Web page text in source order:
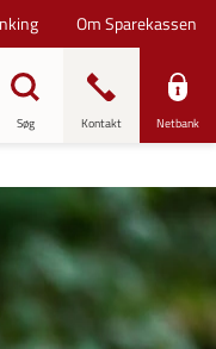
Om Sparekassen
Søg Kontakt Netbank